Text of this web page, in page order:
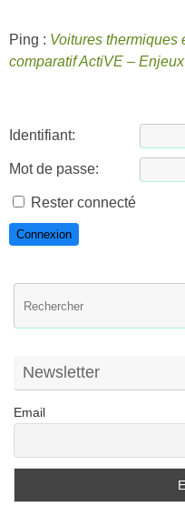
Ping : Voitures thermiques
comparatif ActiVE –
Identifiant:
Mot de passe:
Rester connecté
Connexion
Newsletter
Email